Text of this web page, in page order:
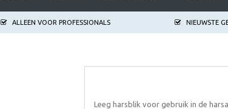
ALLEEN VOOR PROFESSIONALS NIEUWSTE
Leeg harsblik voor gebruik in de